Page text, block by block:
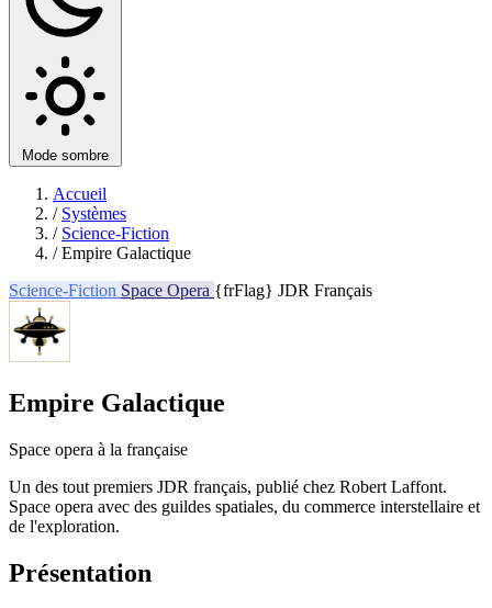
Mode sombre
Accueil
/ Systèmes
/ Science-Fiction
/ Empire Galactique
Science-Fiction Space Opera {frFlag} JDR Français
Empire Galactique
Space opera à la française
Un des tout premiers JDR français, publié chez Robert Laffont.
Space opera avec des guildes spatiales, du commerce interstellaire et
de l'exploration.
Présentation